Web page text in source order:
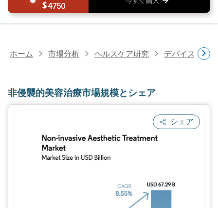
4750
ホーム 市場分析 ヘルスケア研究 デバイス・医
非侵襲的美容治療市場規模とシェア
シェア